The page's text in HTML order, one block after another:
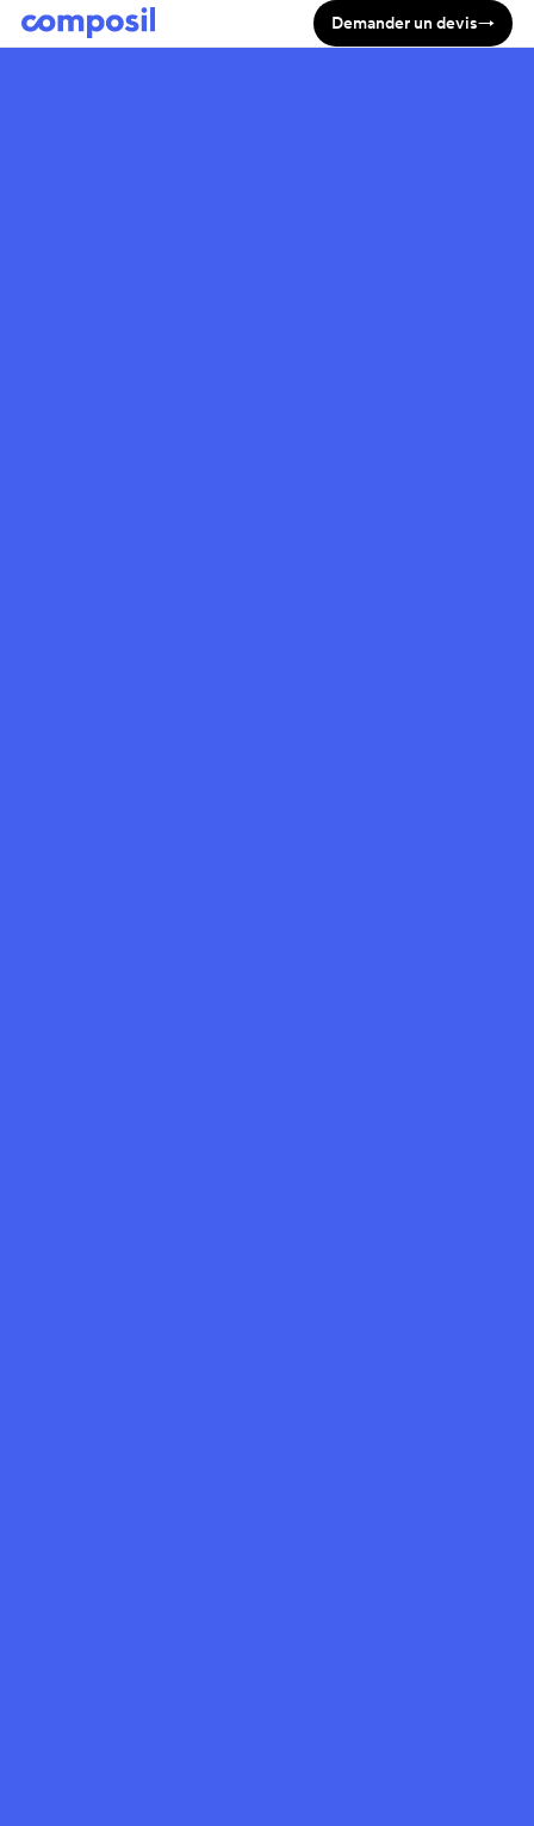
Demander un devis